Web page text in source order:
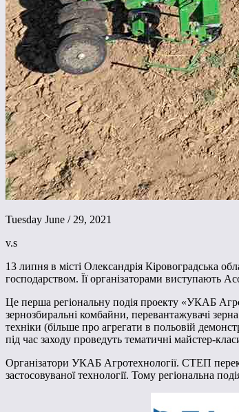
Tuesday June / 29, 2021
v.s
13 липня в місті Олександрія Кіровоградська
господарством. Її організаторами виступають
Це перша регіональну подія проекту «УКАБ
зернозбиральні комбайни, перевантажувачі
техніки (більше про агрегати в польовій
під час заходу проведуть тематичні майстер-
Організатори УКАБ Агротехнології. СТЕП
застосовуваної технології. Тому регіональна